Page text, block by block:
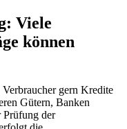
Viele
können
gern Kredite
Gütern, Banken
Prüfung der